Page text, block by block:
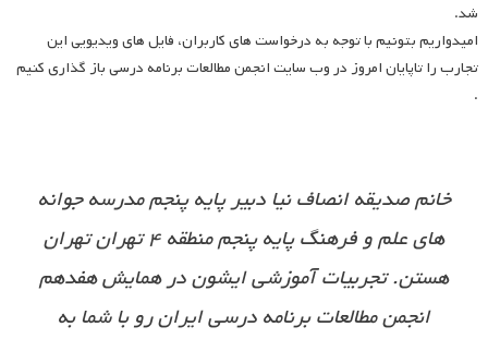
شد.
امیدواریم بتونیم با توجه به درخواست های کاربران، فایل های ویدیویی این
تجارب را تاپایان امروز در وب سایت انجمن مطالعات برنامه درسی باز گذاری کنیم
.
خانم صدیقه انصاف نیا دبیر پایه پنجم مدرسه جوانه
های علم و فرهنگ پایه پنجم منطقه ۴ تهران تهران
هستن. تجربیات آموزشی ایشون در همایش هفدهم
انجمن مطالعات برنامه درسی ایران رو با شما به